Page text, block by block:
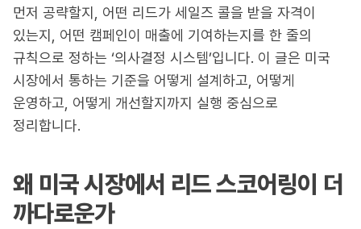
먼저 공략할지, 어떤 리드가 세일즈 콜을 받을 자격이
있는지, 어떤 캠페인이 매출에 기여하는지를 한 줄의
규칙으로 정하는 ‘의사결정 시스템’입니다. 이 글은 미국
시장에서 통하는 기준을 어떻게 설계하고, 어떻게
운영하고, 어떻게 개선할지까지 실행 중심으로
정리합니다.
왜 미국 시장에서 리드 스코어링이 더
까다로운가